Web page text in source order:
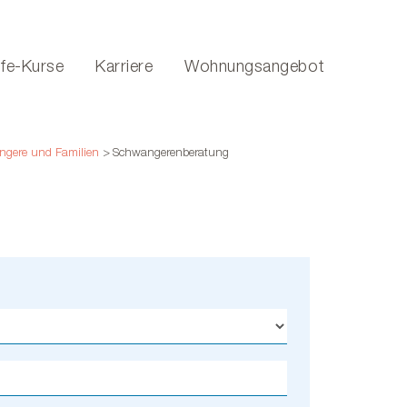
Kurse Karriere Wohnungsangebot
und Familien > Schwangerenberatung